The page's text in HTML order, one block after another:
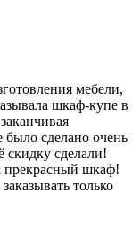
мебели,
шкаф-купе в
сделано очень
скидку сделали!
прекрасный шкаф!
только